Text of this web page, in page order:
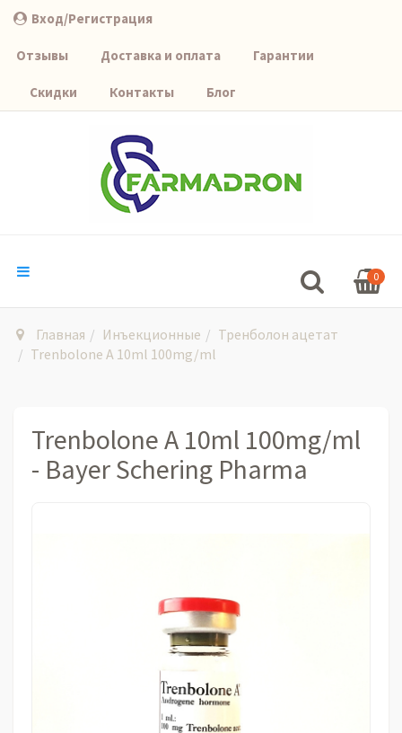
Вход/Регистрация
Отзывы Доставка и оплата Гарантии
Скидки Контакты Блог
0
Главная Инъекционные
Тренболон ацетат
Trenbolone A 10ml 100mg/ml
Trenbolone A 10ml 100mg/ml
- Bayer Schering Pharma